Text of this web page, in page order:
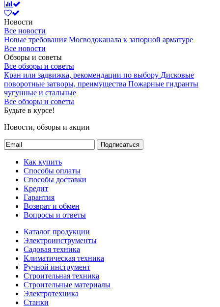
Новости
Все новости
Новые требования Мосводоканала к запорной арматуре
Все новости
Обзоры и советы
Все обзоры и советы
Кран или задвижка, рекомендации по выбору Дисковые
поворотные затворы, преимущества Пожарные гидранты
чугунные и стальные
Все обзоры и советы
Будьте в курсе!
Новости, обзоры и акции
Подписаться
Как купить
Способы оплаты
Способы доставки
Кредит
Гарантия
Возврат и обмен
Вопросы и ответы
Каталог продукции
Электроинструменты
Садовая техника
Климатическая техника
Ручной инструмент
Строительная техника
Строительные материалы
Электротехника
Станки